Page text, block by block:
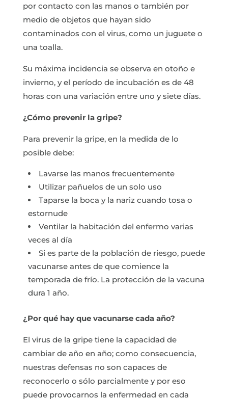
por contacto con las manos o también por
medio de objetos que hayan sido
contaminados con el virus, como un juguete o
una toalla.
Su máxima incidencia se observa en otoño e
invierno, y el período de incubación es de 48
horas con una variación entre uno y siete días.
¿Cómo prevenir la gripe?
Para prevenir la gripe, en la medida de lo
posible debe:
Lavarse las manos frecuentemente
Utilizar pañuelos de un solo uso
Taparse la boca y la nariz cuando tosa o
estornude
Ventilar la habitación del enfermo varias
veces al día
Si es parte de la población de riesgo, puede
vacunarse antes de que comience la
temporada de frío. La protección de la vacuna
dura 1 año.
¿Por qué hay que vacunarse cada año?
El virus de la gripe tiene la capacidad de
cambiar de año en año; como consecuencia,
nuestras defensas no son capaces de
reconocerlo o sólo parcialmente y por eso
puede provocarnos la enfermedad en cada